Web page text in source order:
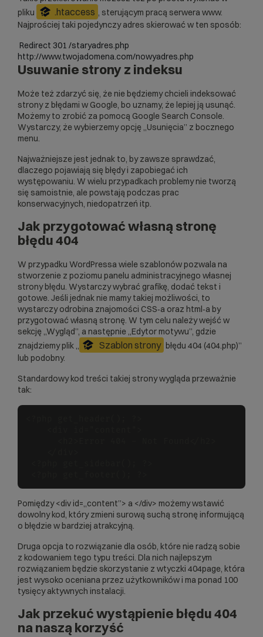
pliku
.htaccess , sterującym pracą serwera www.
Najprościej taki pojedynczy adres skierować w ten sposób:
http://www.twojadomena.com/nowyadres.php
Usuwanie strony z indeksu
Może też zdarzyć się, że nie będziemy chcieli indeksować
strony z błędami w Google, bo uznamy, że lepiej ją usunąć.
Możemy to zrobić za pomocą Google Search Console.
Wystarczy, że wybierzemy opcję „Usunięcia” z bocznego
menu.
Najważniejsze jest jednak to, by zawsze sprawdzać,
dlaczego pojawiają się błędy i zapobiegać ich
występowaniu. W wielu przypadkach problemy nie tworzą
się samoistnie, ale powstają podczas prac
konserwacyjnych, niedopatrzeń itp.
Jak przygotować własną stronę
błędu 404
W przypadku WordPressa wiele szablonów pozwala na
stworzenie z poziomu panelu administracyjnego własnej
strony błędu. Wystarczy wybrać grafikę, dodać tekst i
gotowe. Jeśli jednak nie mamy takiej możliwości, to
wystarczy odrobina znajomości CSS‑a oraz html‑a by
przygotować własną stronę. W tym celu należy wejść w
sekcję „Wygląd”, a następnie „Edytor motywu”, gdzie
znajdziemy plik „
Szablon strony błędu 404 (404.php)”
lub podobny.
Standardowy kod treści takiej strony wygląda przeważnie
tak:
Pomiędzy <div id=„content”> a </div> możemy wstawić
dowolny kod, który zmieni surową suchą stronę informującą
o błędzie w bardziej atrakcyjną.
Druga opcja to rozwiązanie dla osób, które nie radzą sobie
z kodowaniem tego typu treści. Dla nich najlepszym
rozwiązaniem będzie skorzystanie z wtyczki 404page, która
jest wysoko oceniana przez użytkowników i ma ponad 100
tysięcy aktywnych instalacji.
Jak przekuć wystąpienie błędu 404
na naszą korzyść